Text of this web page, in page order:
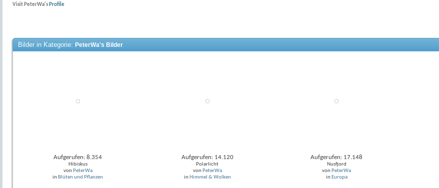
Visit PeterWa's Profile
Bilder in Kategorie: PeterWa's Bilder
Aufgerufen: 8.354
Hibiskus
von PeterWa
in Blüten und Pflanzen
Aufgerufen: 14.120
Polarlicht
von PeterWa
in Himmel & Wolken
Aufgerufen: 17.148
Nusfjord
von PeterWa
in Europa